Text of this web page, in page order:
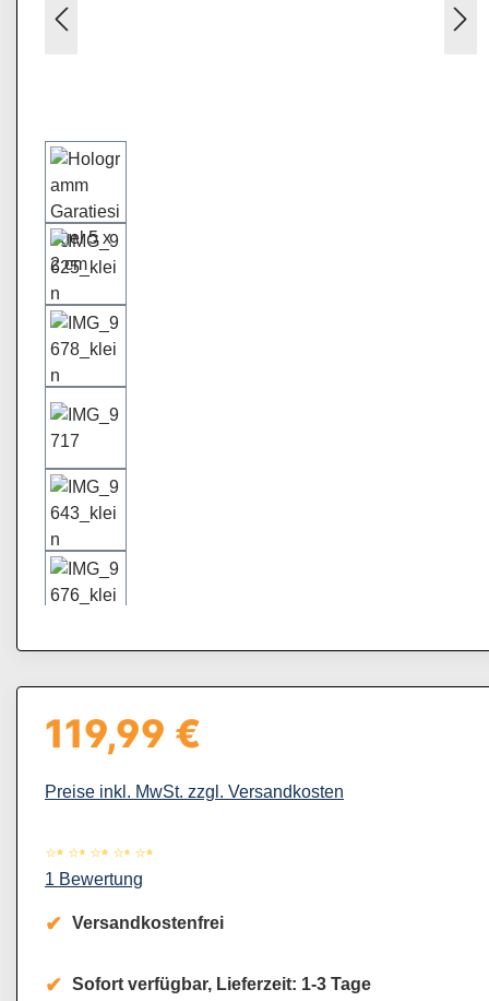
Regulärer Preis:
119,99 €
Preise inkl. MwSt. zzgl. Versandkosten
Durchschnittliche Bewertung von 5 von 5 Sternen
1 Bewertung
Versandkostenfrei
Sofort verfügbar, Lieferzeit: 1-3 Tage